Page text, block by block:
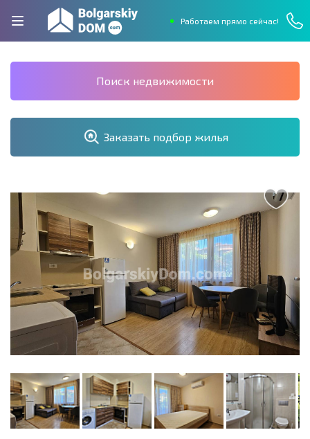
Работаем прямо сейчас!
Поиск недвижимости
Заказать подбор жилья